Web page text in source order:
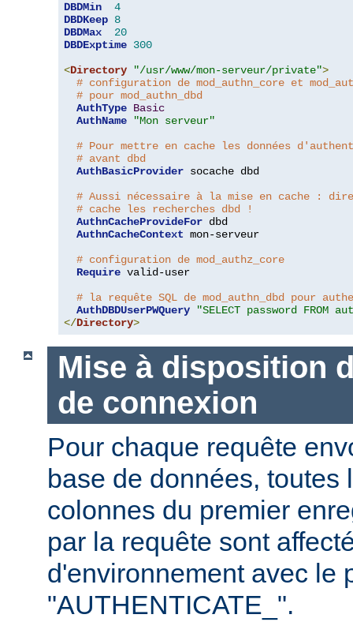
DBDMin
4
DBDKeep 8
DBDMax
20
DBDExptime 300
<Directory "/usr/www/mon-serveur/private">
# configuration de mod_authn_core et
# pour mod_authn_dbd
AuthType Basic
AuthName
"Mon serveur"
# Pour mettre en cache les données
# avant dbd
AuthBasicProvider socache dbd
# Aussi nécessaire à la mise en cache :
# cache les recherches dbd !
AuthnCacheProvideFor dbd
AuthnCacheContext mon-serveur
# configuration de mod_authz_core
Require valid-user
# la requête SQL de mod_authn_dbd pour
AuthDBDUserPWQuery
"SELECT password FROM
</Directory>
Mise à disposition
de connexion
Pour chaque requête
base de données, toutes
colonnes du premier
par la requête sont
d'environnement avec le
"AUTHENTICATE_".